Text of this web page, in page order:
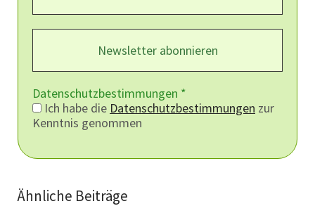
Datenschutzbestimmungen *
Ich habe die Datenschutzbestimmungen zur
Kenntnis genommen
Ähnliche Beiträge